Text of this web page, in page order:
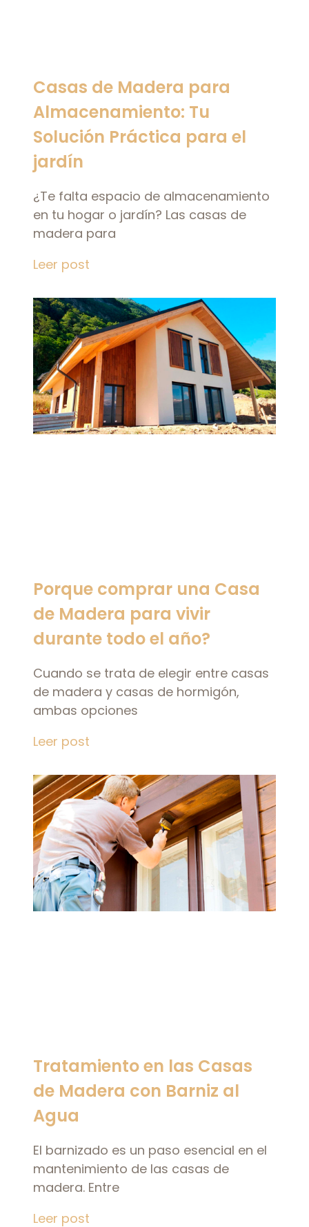
Casas de Madera para
Almacenamiento: Tu
Solución Práctica para el
jardín
¿Te falta espacio de almacenamiento
en tu hogar o jardín? Las casas de
madera para
Leer post
Porque comprar una Casa
de Madera para vivir
durante todo el año?
Cuando se trata de elegir entre casas
de madera y casas de hormigón,
ambas opciones
Leer post
Tratamiento en las Casas
de Madera con Barniz al
Agua
El barnizado es un paso esencial en el
mantenimiento de las casas de
madera. Entre
Leer post